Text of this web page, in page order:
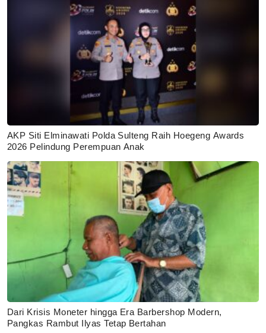
AKP Siti Elminawati Polda Sulteng Raih Hoegeng Awards
2026 Pelindung Perempuan Anak
Dari Krisis Moneter hingga Era Barbershop Modern,
Pangkas Rambut Ilyas Tetap Bertahan